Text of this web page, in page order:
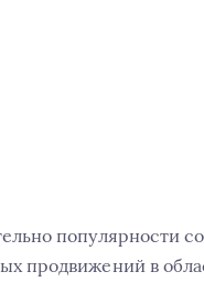
популярности
продвижений в